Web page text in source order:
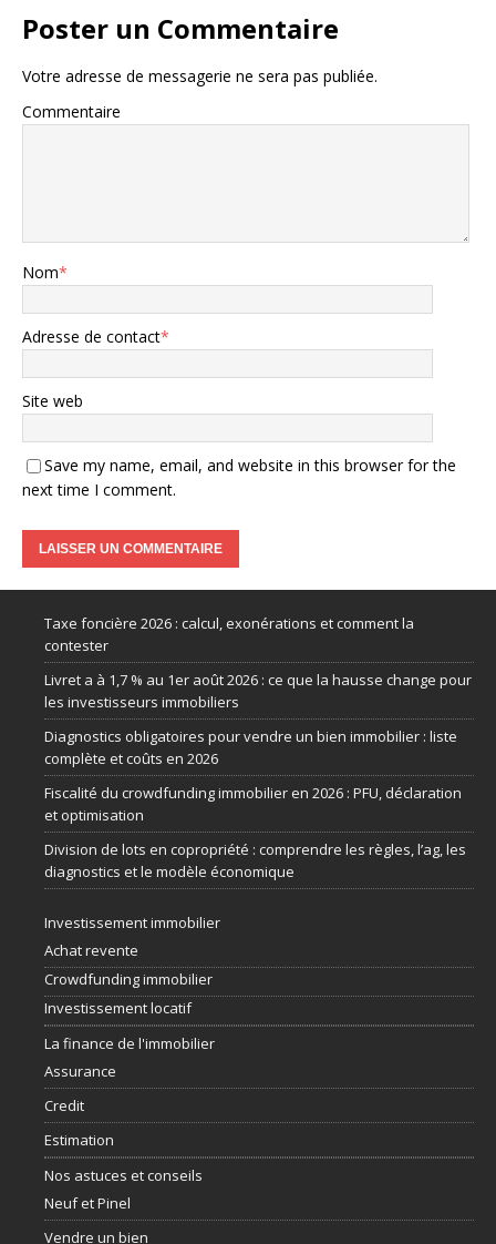
Poster un Commentaire
Votre adresse de messagerie ne sera pas publiée.
Commentaire
Nom*
Adresse de contact*
Site web
Save my name, email, and website in this browser for the
next time I comment.
Taxe foncière 2026 : calcul, exonérations et comment la
contester
Livret a à 1,7 % au 1er août 2026 : ce que la hausse change pour
les investisseurs immobiliers
Diagnostics obligatoires pour vendre un bien immobilier : liste
complète et coûts en 2026
Fiscalité du crowdfunding immobilier en 2026 : PFU, déclaration
et optimisation
Division de lots en copropriété : comprendre les règles, l’ag, les
diagnostics et le modèle économique
Investissement immobilier
Achat revente
Crowdfunding immobilier
Investissement locatif
La finance de l'immobilier
Assurance
Credit
Estimation
Nos astuces et conseils
Neuf et Pinel
Vendre un bien